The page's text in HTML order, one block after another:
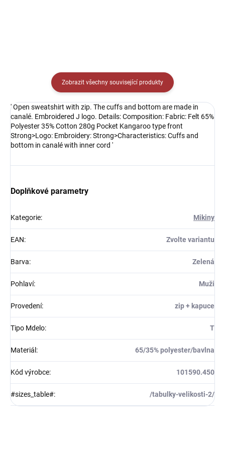
Zobrazit všechny související produkty
' Open sweatshirt with zip. The cuffs and bottom are made in
canalé. Embroidered J logo. Details: Composition: Fabric: Felt 65%
Polyester 35% Cotton 280g Pocket Kangaroo type front
Strong>Logo: Embroidery: Strong>Characteristics: Cuffs and
bottom in canalé with inner cord '
Doplňkové parametry
Kategorie: Mikiny
EAN: Zvolte variantu
Barva: Zelená
Pohlaví: Muži
Provedení: zip + kapuce
Tipo Mdelo: T
Materiál : 65/35% polyester/bavlna
Kód výrobce: 101590.450
#sizes_table#: /tabulky-velikosti-2/